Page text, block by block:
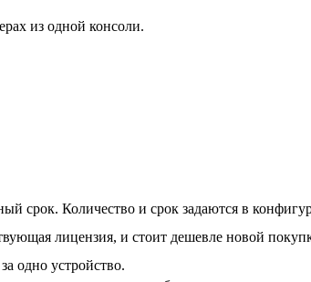
из одной консоли.
срок. Количество и срок задаются в
лицензия, и стоит дешевле новой
одно устройство.